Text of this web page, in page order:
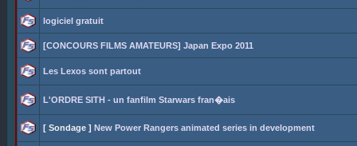
logiciel gratuit
[CONCOURS FILMS AMATEURS] Japan Expo 2011
Les Lexos sont partout
L'ORDRE SITH - un fanfilm Starwars fran�ais
[ Sondage ] New Power Rangers animated series in development